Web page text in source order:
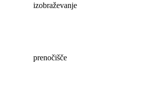
izobraževanje
prenočišče